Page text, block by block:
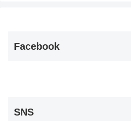
Facebook
SNS